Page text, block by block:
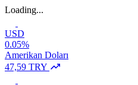
Loading...
USD
0.05%
Amerikan Doları
47,59 TRY